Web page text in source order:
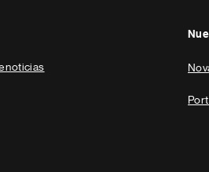
noticias